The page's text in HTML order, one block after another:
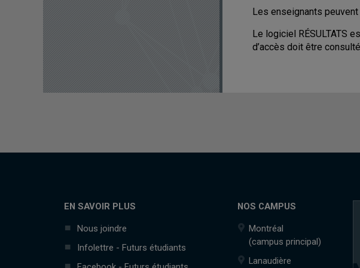
Les enseignants
Le logiciel RÉSULTATS
d’accès doit être
EN SAVOIR PLUS
Nous joindre
Infolettre - Futurs étudiants
NOS CAMPUS
Montréal
(campus principal)
Lanaudière